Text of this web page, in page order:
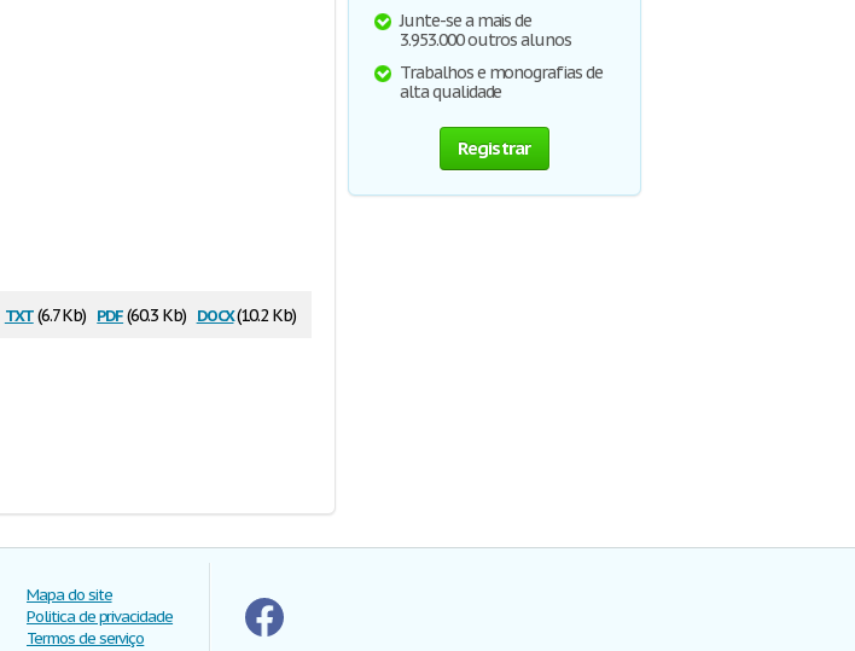
txt(6.7 Kb) pdf(60.3 Kb) docx(10.2 Kb)
Junte-se a mais de
3.953.000 outros alunos
Trabalhos e monografias de
alta qualidade
Registrar
Mapa do site
Politica de privacidade
Termos de serviço